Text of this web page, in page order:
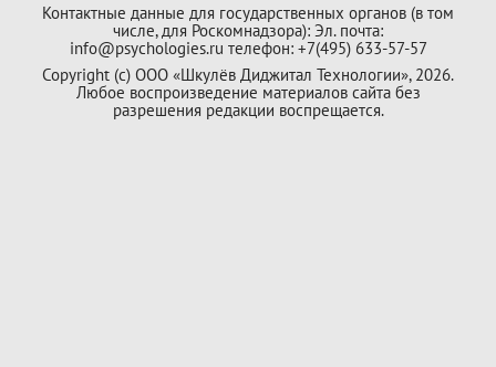
Контактные данные для государственных органов (в том
числе, для Роскомнадзора): Эл. почта:
info@psychologies.ru телефон: +7(495) 633-57-57
Copyright (с) ООО «Шкулёв Диджитал Технологии», 2026.
Любое воспроизведение материалов сайта без
разрешения редакции воспрещается.